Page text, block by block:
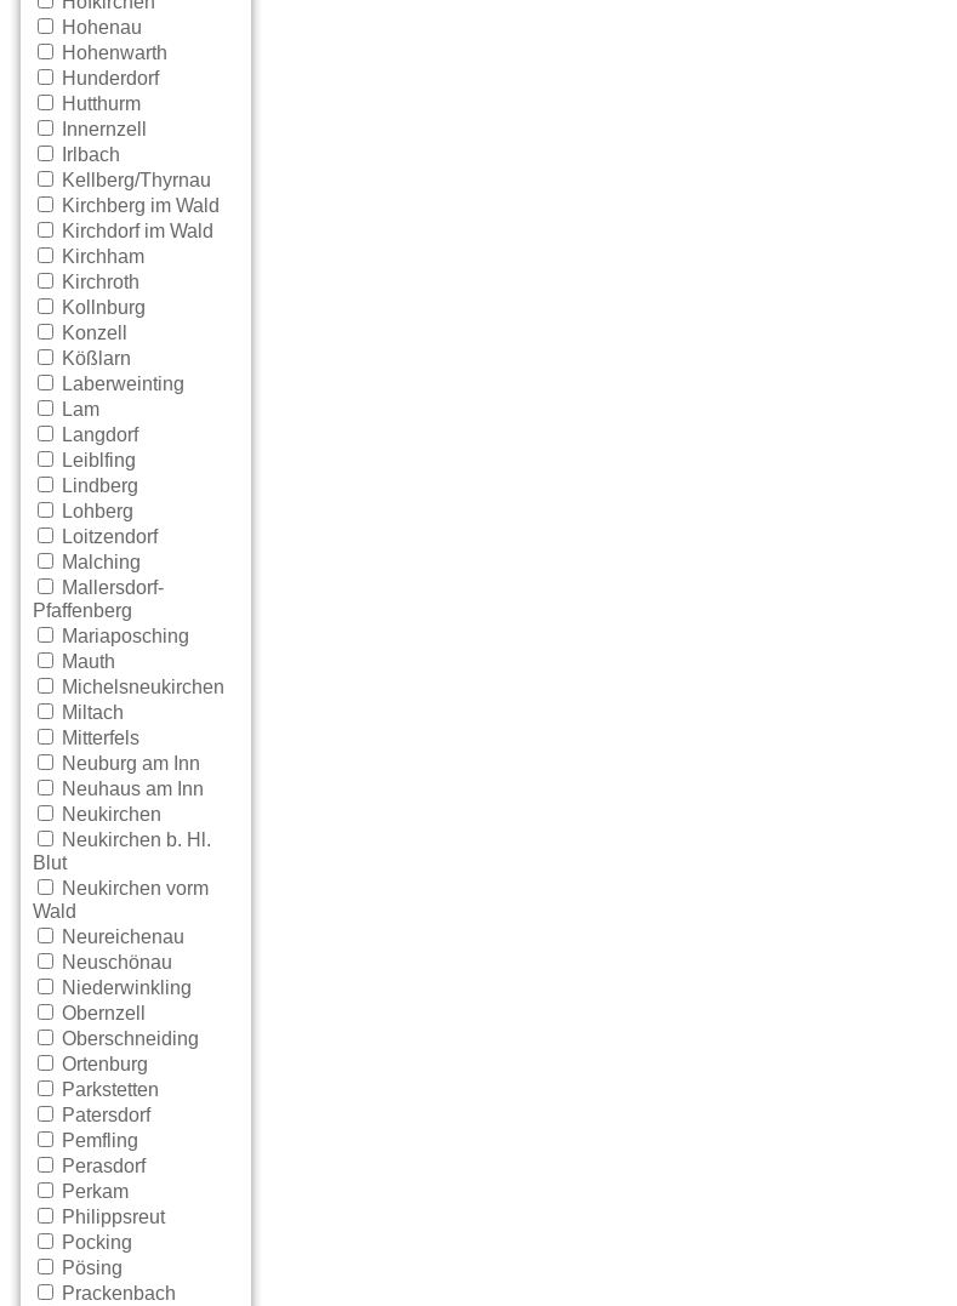
Hohenau
Hohenwarth
Hunderdorf
Hutthurm
Innernzell
Irlbach
Kellberg/Thyrnau
Kirchberg im Wald
Kirchdorf im Wald
Kirchham
Kirchroth
Kollnburg
Konzell
Kößlarn
Laberweinting
Lam
Langdorf
Leiblfing
Lindberg
Lohberg
Loitzendorf
Malching
Mallersdorf-
Pfaffenberg
Mariaposching
Mauth
Michelsneukirchen
Miltach
Mitterfels
Neuburg am Inn
Neuhaus am Inn
Neukirchen
Neukirchen b. Hl.
Blut
Neukirchen vorm
Wald
Neureichenau
Neuschönau
Niederwinkling
Obernzell
Oberschneiding
Ortenburg
Parkstetten
Patersdorf
Pemfling
Perasdorf
Perkam
Philippsreut
Pocking
Pösing
Prackenbach